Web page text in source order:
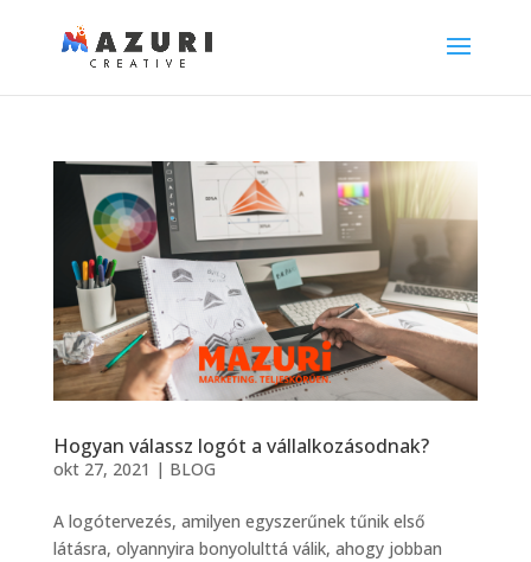
Hogyan válassz logót a vállalkozásodnak?
okt 27, 2021 | BLOG
A logótervezés, amilyen egyszerűnek tűnik első
látásra, olyannyira bonyolulttá válik, ahogy jobban